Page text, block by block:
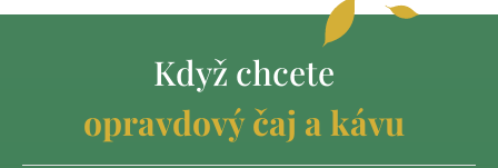
Když chcete
opravdový čaj a kávu